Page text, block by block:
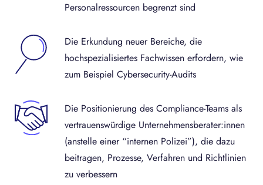
Personalressourcen begrenzt sind
Die Erkundung neuer Bereiche, die
hochspezialisiertes Fachwissen erfordern, wie
zum Beispiel Cybersecurity-Audits
Die Positionierung des Compliance-Teams als
vertrauenswürdige Unternehmensberater:innen
(anstelle einer “internen Polizei”), die dazu
beitragen, Prozesse, Verfahren und Richtlinien
zu verbessern